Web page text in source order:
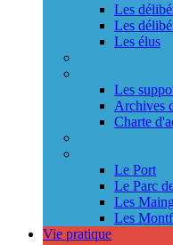
Les
Les
Les élus
Les
Archives
Charte
Le Port
Le Parc
Les
Les
Vie pratique